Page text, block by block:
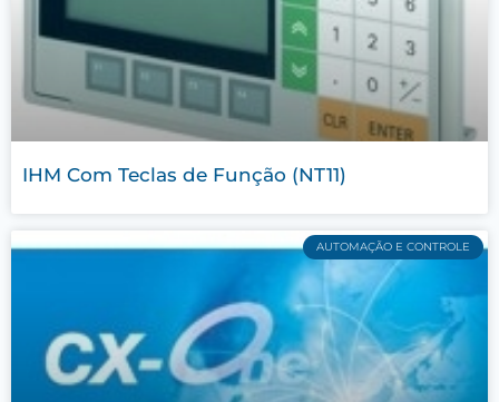
IHM Com Teclas de Função (NT11)
AUTOMAÇÃO E CONTROLE